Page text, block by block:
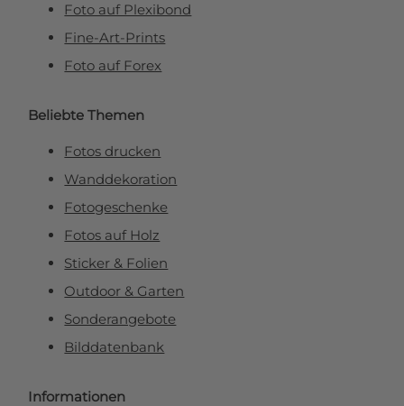
Foto auf Plexibond
Fine-Art-Prints
Foto auf Forex
Beliebte Themen
Fotos drucken
Wanddekoration
Fotogeschenke
Fotos auf Holz
Sticker & Folien
Outdoor & Garten
Sonderangebote
Bilddatenbank
Informationen